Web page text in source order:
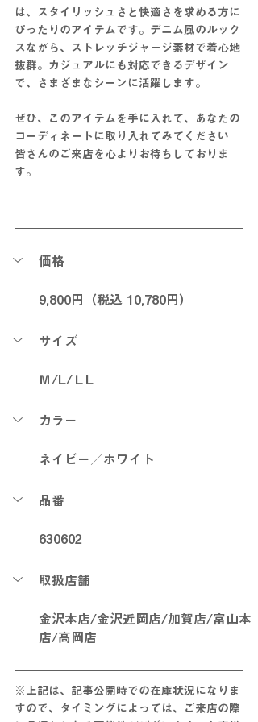
は、スタイリッシュさと快適さを求める方に
ぴったりのアイテムです。デニム風のルック
スながら、ストレッチジャージ素材で着心地
抜群。カジュアルにも対応できるデザイン
で、さまざまなシーンに活躍します。
ぜひ、このアイテムを手に入れて、あなたの
コーディネートに取り入れてみてください
皆さんのご来店を心よりお待ちしておりま
す。
価格
9,800円（税込 10,780円）
サイズ
Ｍ/L/ＬL
カラー
ネイビー／ホワイト
品番
630602
取扱店舗
金沢本店/金沢近岡店/加賀店/富山本
店/高岡店
※上記は、記事公開時での在庫状況になりま
すので、タイミングによっては、ご来店の際